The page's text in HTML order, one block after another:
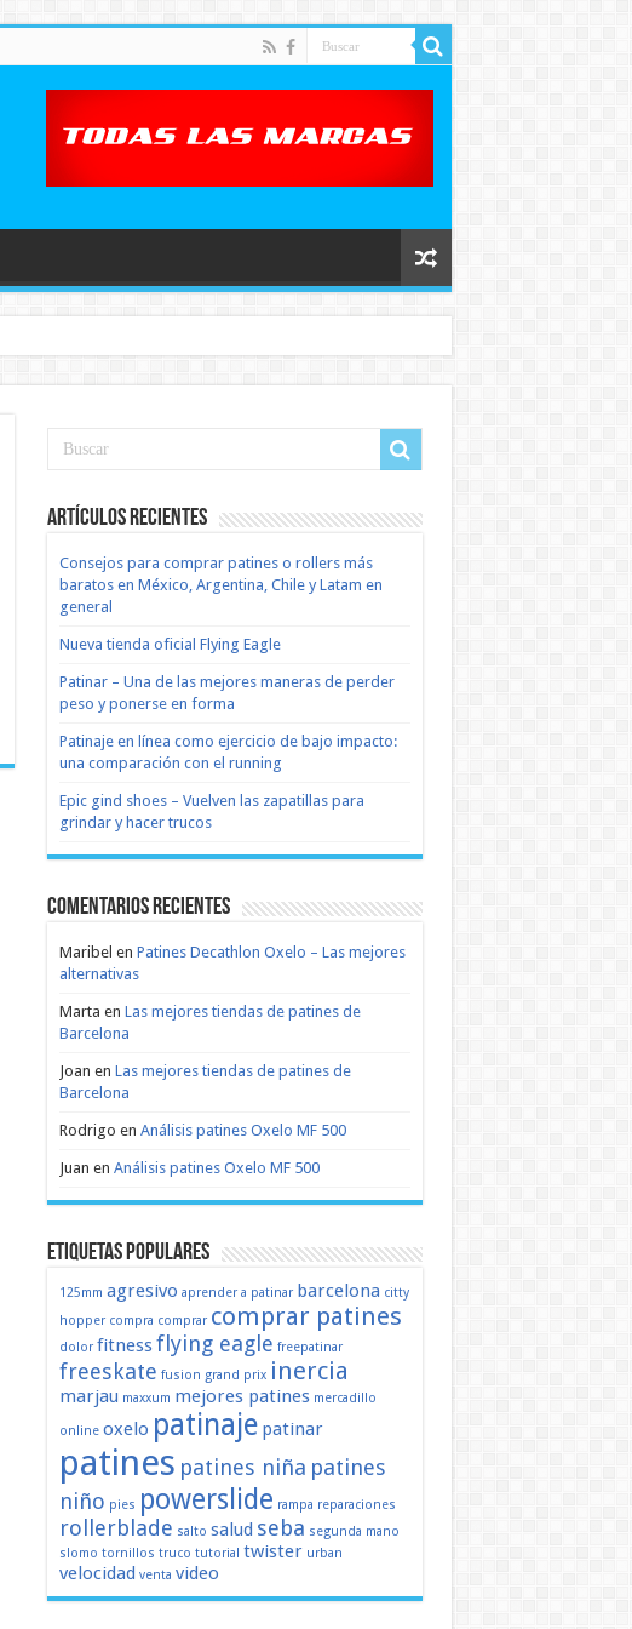
Artículos recientes
Consejos para comprar patines o rollers más
baratos en México, Argentina, Chile y Latam en
general
Nueva tienda oficial Flying Eagle
Patinar – Una de las mejores maneras de perder
peso y ponerse en forma
Patinaje en línea como ejercicio de bajo impacto:
una comparación con el running
Epic gind shoes – Vuelven las zapatillas para
grindar y hacer trucos
Comentarios recientes
Maribel en Patines Decathlon Oxelo – Las mejores
alternativas
Marta en Las mejores tiendas de patines de
Barcelona
Joan en Las mejores tiendas de patines de
Barcelona
Rodrigo en Análisis patines Oxelo MF 500
Juan en Análisis patines Oxelo MF 500
Etiquetas populares
125mm agresivo aprender a patinar barcelona citty
hopper compra comprar comprar patines
dolor fitnessflying eagle freepatinar
freeskate fusion grand prix inercia
marjau maxxum mejores patines mercadillo
online oxelo patinaje patinar
patines patines niña patines
niño pies powerslide rampa reparaciones
rollerblade salto salud seba segunda mano
slomo tornillos truco tutorial twister urban
velocidad venta video